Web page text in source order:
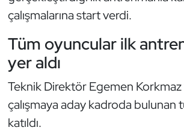
çalışmalarına start verdi.
Tüm oyuncular ilk
yer aldı
Teknik Direktör Egemen
çalışmaya aday kadroda
katıldı.
E-Spor
Eskrim
Futbol
Futsal
Genel